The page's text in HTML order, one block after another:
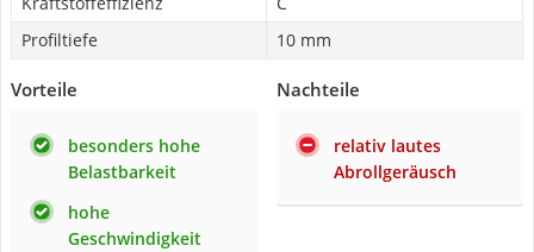
Profiltiefe
10 mm
Vorteile
besonders hohe
Belastbarkeit
hohe
Geschwindigkeit
Nachteile
relativ lautes
Abrollgeräusch